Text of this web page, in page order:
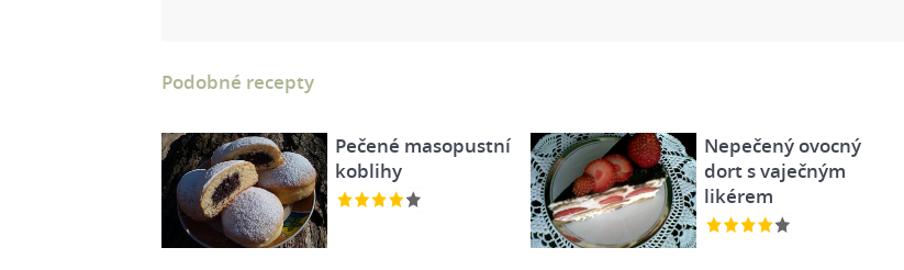
Podobné recepty
Pečené masopustní
koblihy
Nepečený ovocný
dort s vaječným
likérem